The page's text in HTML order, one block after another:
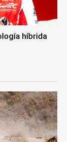
híbrida